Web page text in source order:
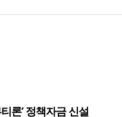
론’ 정책자금 신설